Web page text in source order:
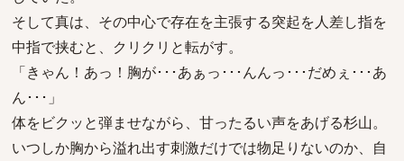
そして真は、その中心で存在を主張する突起を人差し指を
中指で挟むと、クリクリと転がす。
「きゃん！あっ！胸が･･･あぁっ･･･んんっ･･･だめぇ･･･あ
ん･･･」
体をビクッと弾ませながら、甘ったるい声をあげる杉山。
いつしか胸から溢れ出す刺激だけでは物足りないのか、自